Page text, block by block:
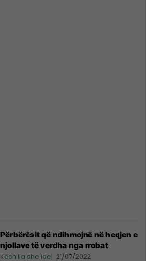
Përbërësit që ndihmojnë në heqjen e
njollave të verdha nga rrobat
Këshilla dhe ide 21/07/2022